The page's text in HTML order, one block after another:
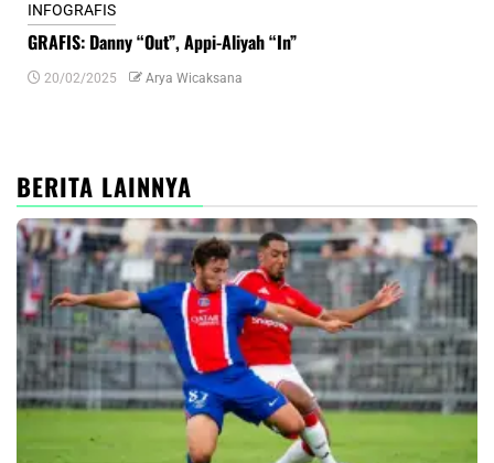
INFOGRAFIS
GRAFIS: Danny “Out”, Appi-Aliyah “In”
20/02/2025 Arya Wicaksana
BERITA LAINNYA